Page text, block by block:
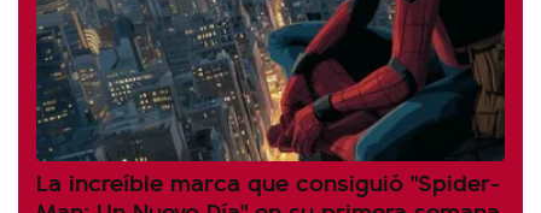
La increíble marca que consiguió "Spider-